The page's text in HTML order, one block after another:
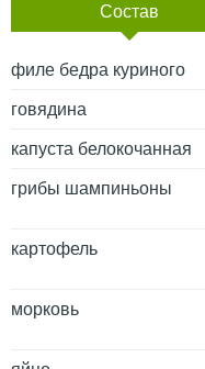
Состав
филе бедра куриного
говядина
капуста белокочанная
грибы шампиньоны
картофель
морковь